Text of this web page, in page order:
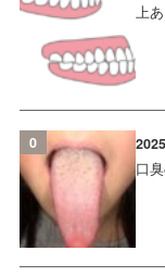
上
0
口